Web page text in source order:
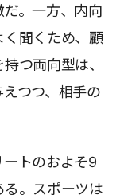
。一方、内向
聞くため、顧
つ両向型は、
つつ、相手の
ートのおよそ9
。スポーツは